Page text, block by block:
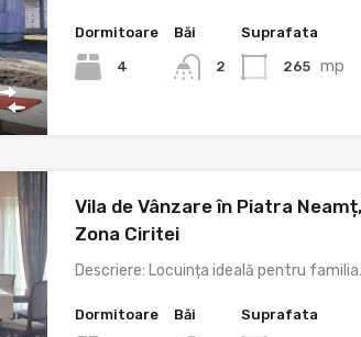
Dormitoare
4
Băi
2
Suprafata
265 mp
Vila de Vânzare în Piatra Neamț,
Zona Ciritei
Descriere: Locuința ideală pentru
Dormitoare Băi Suprafata